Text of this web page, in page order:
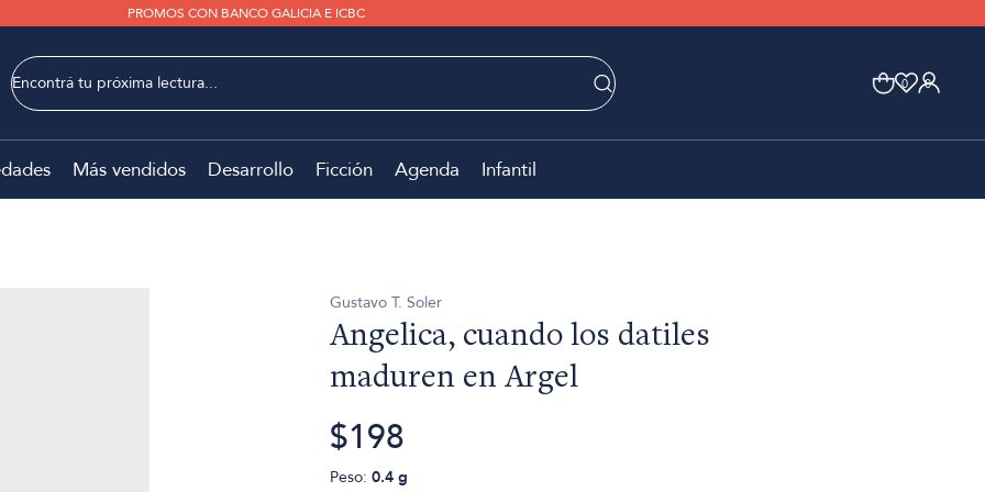
PROMOS CON BANCO GALICIA E ICBC
0 0
Más vendidos Desarrollo Ficción Agenda Infantil
Gustavo T. Soler
Angelica, cuando los datiles
maduren en Argel
$198
Peso: 0.4 g